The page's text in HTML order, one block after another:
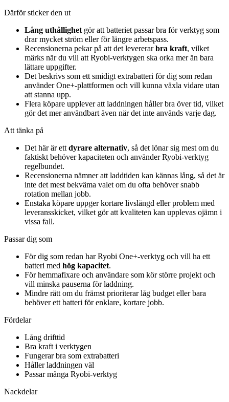
Därför sticker den ut
Lång uthållighet gör att batteriet passar bra för verktyg som
drar mycket ström eller för längre arbetspass.
Recensionerna pekar på att det levererarbra kraft, vilket
märks när du vill att Ryobi-verktygen ska orka mer än bara
lättare uppgifter.
Det beskrivs som ett smidigt extrabatteri för dig som redan
använder One+-plattformen och vill kunna växla vidare utan
att stanna upp.
Flera köpare upplever att laddningen håller bra över tid, vilket
gör det mer användbart även när det inte används varje dag.
Att tänka på
Det här är ett dyrare alternativ, så det lönar sig mest om du
faktiskt behöver kapaciteten och använder Ryobi-verktyg
regelbundet.
Recensionerna nämner att laddtiden kan kännas lång, så det är
inte det mest bekväma valet om du ofta behöver snabb
rotation mellan jobb.
Enstaka köpare uppger kortare livslängd eller problem med
leveransskicket, vilket gör att kvaliteten kan upplevas ojämn i
vissa fall.
Passar dig som
För dig som redan har Ryobi One+-verktyg och vill ha ett
batteri med hög kapacitet.
För hemmafixare och användare som kör större projekt och
vill minska pauserna för laddning.
Mindre rätt om du främst prioriterar låg budget eller bara
behöver ett batteri för enklare, kortare jobb.
Fördelar
Lång drifttid
Bra kraft i verktygen
Fungerar bra som extrabatteri
Håller laddningen väl
Passar många Ryobi-verktyg
Nackdelar